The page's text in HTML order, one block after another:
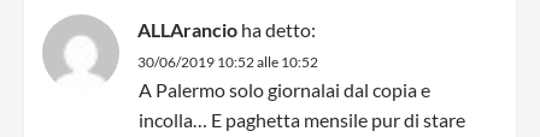
ALLArancio ha detto:
30/06/2019 10:52 alle 10:52
A Palermo solo giornalai dal copia e
incolla… E paghetta mensile pur di stare